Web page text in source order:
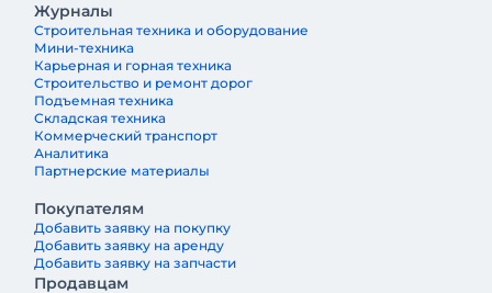
Журналы
Строительная техника и оборудование
Мини-техника
Карьерная и горная техника
Строительство и ремонт дорог
Подъемная техника
Складская техника
Коммерческий транспорт
Аналитика
Партнерские материалы
Покупателям
Добавить заявку на покупку
Добавить заявку на аренду
Добавить заявку на запчасти
Продавцам